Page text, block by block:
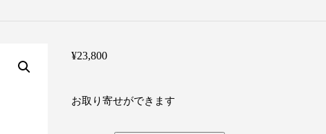
¥23,800
お取り寄せができます